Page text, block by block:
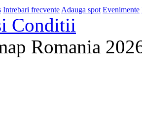
Intrebari frecvente Adauga spot Evenimente
Conditii
Romania